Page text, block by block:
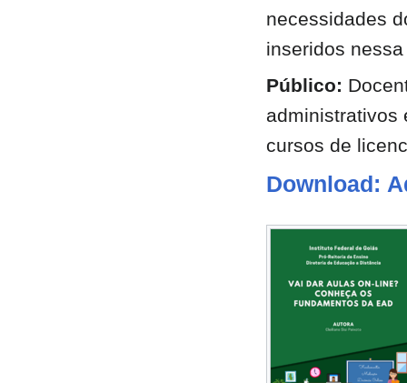
necessidades
inseridos
Público:
administrativos
cursos de
Download: